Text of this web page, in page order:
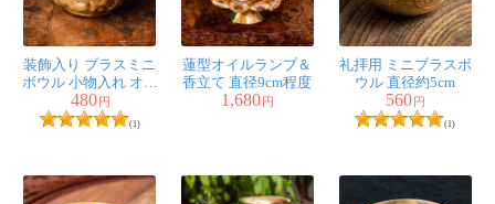
装飾入り ブラスミニ
ボウル 小物入れ オイ
ルランプ 直径：4cm
480円
(1)
蓮型オイルランプ＆
香立て 直径9cm程度
1,680円
礼拝用 ミニブラスボ
ウル 直径約5cm
560円
(1)